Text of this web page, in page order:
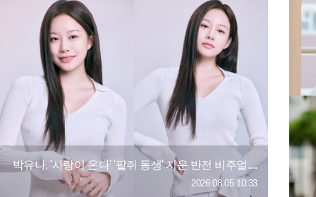
박유나, '사랑이 온다' '팥쥐 동생' 지운 반전 비주얼....
2026.08.05 10:33